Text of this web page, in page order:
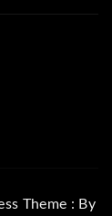
Theme : By